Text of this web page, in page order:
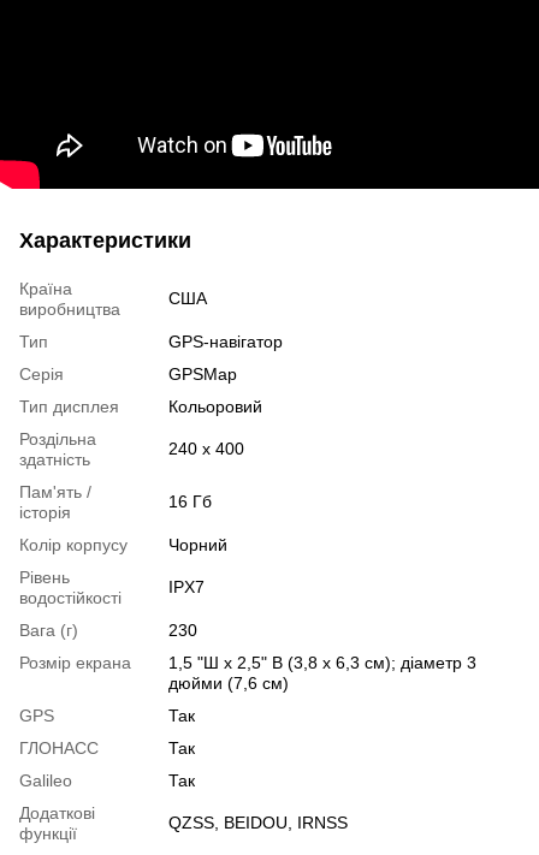
Характеристики
Країна
виробництва
США
Тип
GPS-навігатор
Серія
GPSMap
Тип дисплея
Кольоровий
Роздільна
здатність
240 x 400
Пам'ять /
історія
16 Гб
Колір корпусу
Чорний
Рівень
водостійкості
IPX7
Вага (г)
230
Розмір екрана
1,5 "Ш х 2,5" В (3,8 х 6,3 см); діаметр 3
дюйми (7,6 см)
GPS
Так
ГЛОНАСС
Так
Galileo
Так
Додаткові
функції
QZSS, BEIDOU, IRNSS